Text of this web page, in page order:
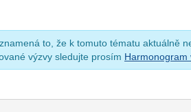
to, že k tomuto tématu aktuálně
výzvy sledujte prosím Harmonogram